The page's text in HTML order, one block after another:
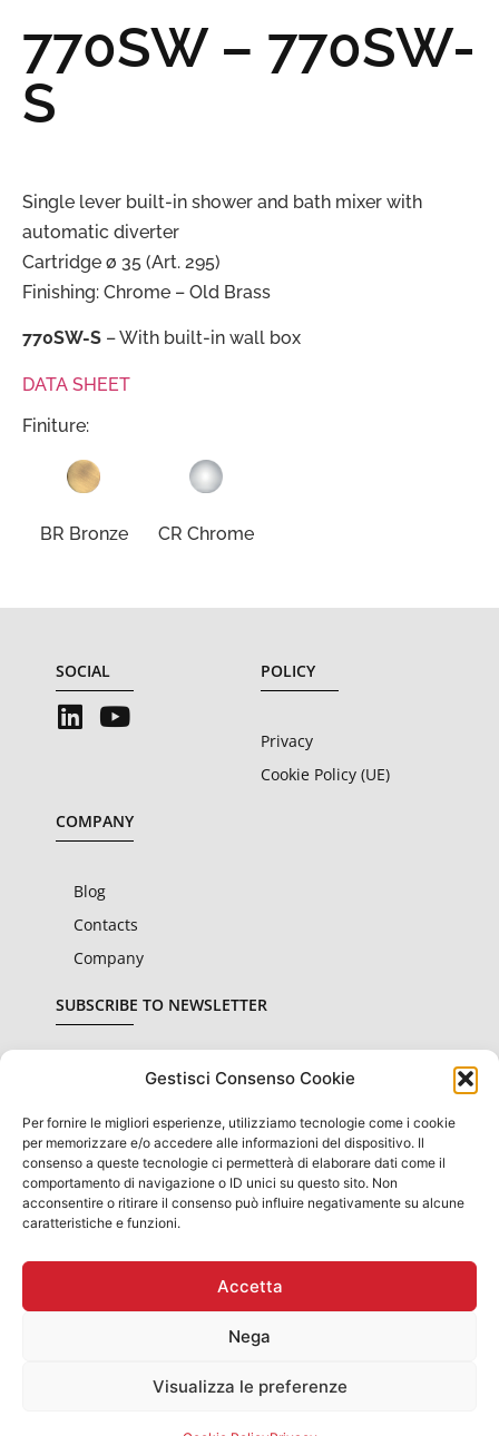
Gestisci Consenso Cookie
Per fornire le migliori esperienze, utilizziamo tecnologie come i cookie
per memorizzare e/o accedere alle informazioni del dispositivo. Il
consenso a queste tecnologie ci permetterà di elaborare dati come il
comportamento di navigazione o ID unici su questo sito. Non
acconsentire o ritirare il consenso può influire negativamente su alcune
caratteristiche e funzioni.
Accetta
Nega
Visualizza le preferenze
770SW – 770SW-
S
Single lever built-in shower and bath mixer with
automatic diverter
Cartridge ø 35 (Art. 295)
Finishing: Chrome – Old Brass
770SW-S – With built-in wall box
DATA SHEET
Finiture:
BR Bronze CR Chrome
SOCIAL POLICY
Privacy
Cookie Policy (UE)
COMPANY
Blog
Contacts
Company
SUBSCRIBE TO NEWSLETTER
I declare that I have read and accepted theprivacy
conditions
SUBSCRIBE
INFORMATION OBLIGATIONS FOR PUBLIC PROVISIONS:
STATE AID AND "DE MINIMIS" AID RECEIVED THEY ARE
CONTAINED IN THE NATIONAL REGISTER OF STATE AID
THE WEBSITE WWW.RNA.GOV.IT​